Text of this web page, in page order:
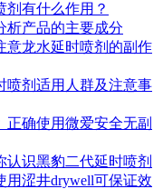
剂有什么作用？
析产品的主要成分
意龙水延时喷剂的副作
喷剂适用人群及注意事
确使用微爱安全无副
识黑豹二代延时喷剂
用涩井drywell可保证效